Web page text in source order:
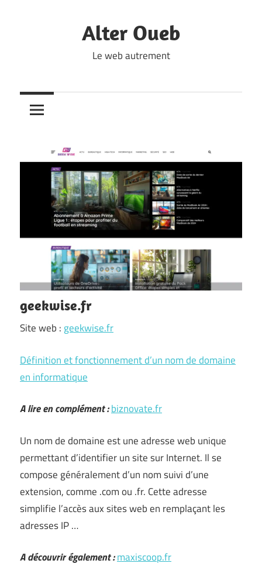
Alter Oueb
Le web autrement
geekwise.fr
Site web : geekwise.fr
Définition et fonctionnement d’un nom de domaine
en informatique
A lire en complément :biznovate.fr
Un nom de domaine est une adresse web unique
permettant d’identifier un site sur Internet. Il se
compose généralement d’un nom suivi d’une
extension, comme .com ou .fr. Cette adresse
simplifie l’accès aux sites web en remplaçant les
adresses IP …
A découvrir également :maxiscoop.fr